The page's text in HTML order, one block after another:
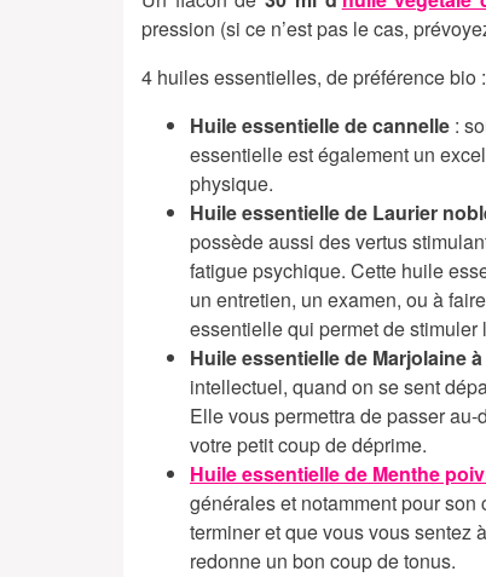
pression (si ce n’est pas le cas,
4 huiles essentielles, de préférence bio :
Huile essentielle de cannelle :
essentielle est également un
physique.
Huile essentielle de Laurier
possède aussi des vertus
fatigue psychique. Cette huile
un entretien, un examen, ou à
essentielle qui permet de stimuler
Huile essentielle de Marjolaine
intellectuel, quand on se sent
Elle vous permettra de passer
votre petit coup de déprime.
Huile essentielle de Menthe
générales et notamment pour
terminer et que vous vous sentez
redonne un bon coup de tonus.